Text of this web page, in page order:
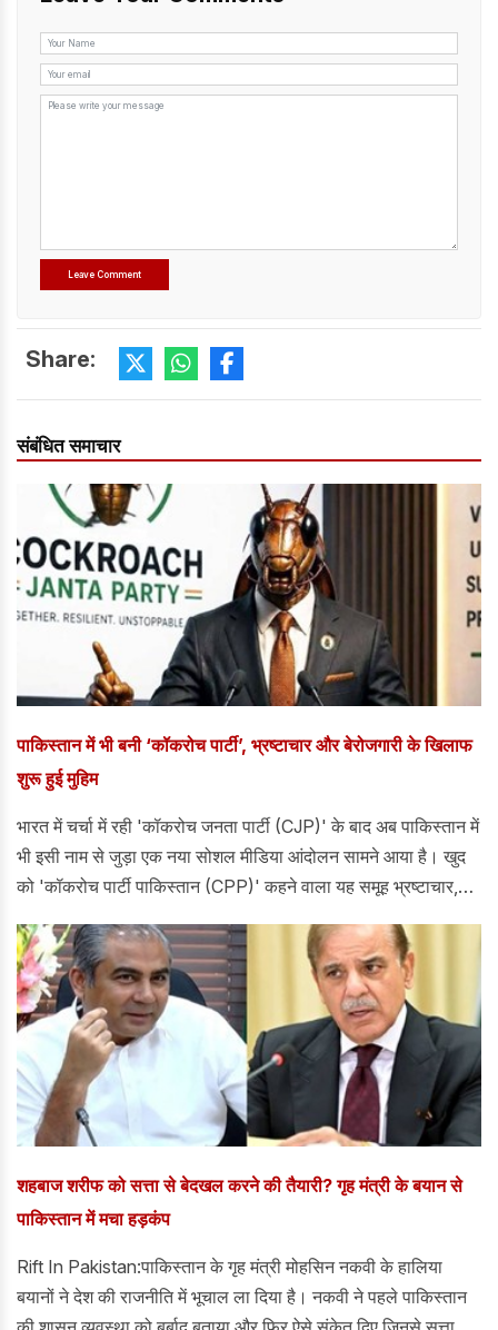
Share:
संबंधित समाचार
पाकिस्तान में भी बनी ‘कॉकरोच पार्टी’, भ्रष्टाचार और बेरोजगारी के खिलाफ
शुरू हुई मुहिम
भारत में चर्चा में रही 'कॉकरोच जनता पार्टी (CJP)' के बाद अब पाकिस्तान में
भी इसी नाम से जुड़ा एक नया सोशल मीडिया आंदोलन सामने आया है। खुद
को 'कॉकरोच पार्टी पाकिस्तान (CPP)' कहने वाला यह समूह भ्रष्टाचार,
शहबाज शरीफ को सत्ता से बेदखल करने की तैयारी? गृह मंत्री के बयान से
पाकिस्तान में मचा हड़कंप
Rift In Pakistan:पाकिस्तान के गृह मंत्री मोहसिन नकवी के हालिया
बयानों ने देश की राजनीति में भूचाल ला दिया है। नकवी ने पहले पाकिस्तान